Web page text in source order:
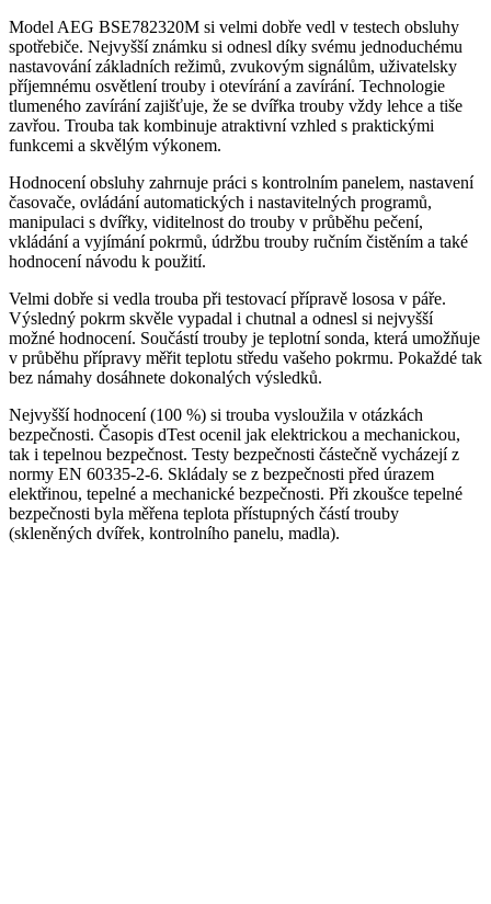
Model AEG BSE782320M si velmi dobře vedl v testech obsluhy
spotřebiče. Nejvyšší známku si odnesl díky svému jednoduchému
nastavování základních režimů, zvukovým signálům, uživatelsky
příjemnému osvětlení trouby i otevírání a zavírání. Technologie
tlumeného zavírání zajišťuje, že se dvířka trouby vždy lehce a tiše
zavřou. Trouba tak kombinuje atraktivní vzhled s praktickými
funkcemi a skvělým výkonem.
Hodnocení obsluhy zahrnuje práci s kontrolním panelem, nastavení
časovače, ovládání automatických i nastavitelných programů,
manipulaci s dvířky, viditelnost do trouby v průběhu pečení,
vkládání a vyjímání pokrmů, údržbu trouby ručním čistěním a také
hodnocení návodu k použití.
Velmi dobře si vedla trouba při testovací přípravě lososa v páře.
Výsledný pokrm skvěle vypadal i chutnal a odnesl si nejvyšší
možné hodnocení. Součástí trouby je teplotní sonda, která umožňuje
v průběhu přípravy měřit teplotu středu vašeho pokrmu. Pokaždé tak
bez námahy dosáhnete dokonalých výsledků.
Nejvyšší hodnocení (100 %) si trouba vysloužila v otázkách
bezpečnosti. Časopis dTest ocenil jak elektrickou a mechanickou,
tak i tepelnou bezpečnost. Testy bezpečnosti částečně vycházejí z
normy EN 60335-2-6. Skládaly se z bezpečnosti před úrazem
elektřinou, tepelné a mechanické bezpečnosti. Při zkoušce tepelné
bezpečnosti byla měřena teplota přístupných částí trouby
(skleněných dvířek, kontrolního panelu, madla).